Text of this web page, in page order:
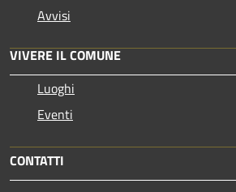
Avvisi
VIVERE IL COMUNE
Luoghi
Eventi
CONTATTI